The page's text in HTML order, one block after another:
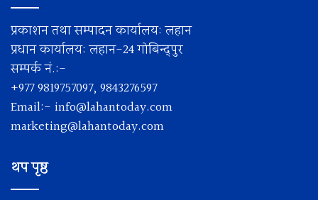
प्रकाशन तथा सम्पादन कार्यालय: लहान
प्रधान कार्यालय: लहान-24 गोबिन्द्पुर
सम्पर्क नं.:-
+977 9819757097, 9843276597
Email:- info@lahantoday.com
marketing@lahantoday.com
थप पृष्ठ